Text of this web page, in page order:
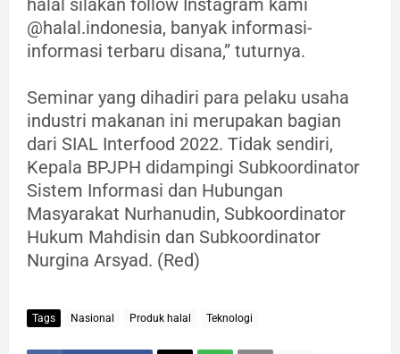
halal silakan follow Instagram kami
@halal.indonesia, banyak informasi-
informasi terbaru disana,” tuturnya.
Seminar yang dihadiri para pelaku usaha
industri makanan ini merupakan bagian
dari SIAL Interfood 2022. Tidak sendiri,
Kepala BPJPH didampingi Subkoordinator
Sistem Informasi dan Hubungan
Masyarakat Nurhanudin, Subkoordinator
Hukum Mahdisin dan Subkoordinator
Nurgina Arsyad. (Red)
Tags Nasional Produk halal Teknologi